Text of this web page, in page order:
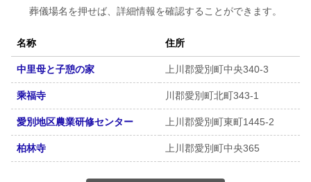
葬儀場名を押せば、詳細情報を確認することができます。
名称 住所
中里母と子憩の家 上川郡愛別町中央340-3
乘福寺 川郡愛別町北町343-1
愛別地区農業研修センター 上川郡愛別町東町1445-2
柏林寺 上川郡愛別町中央365